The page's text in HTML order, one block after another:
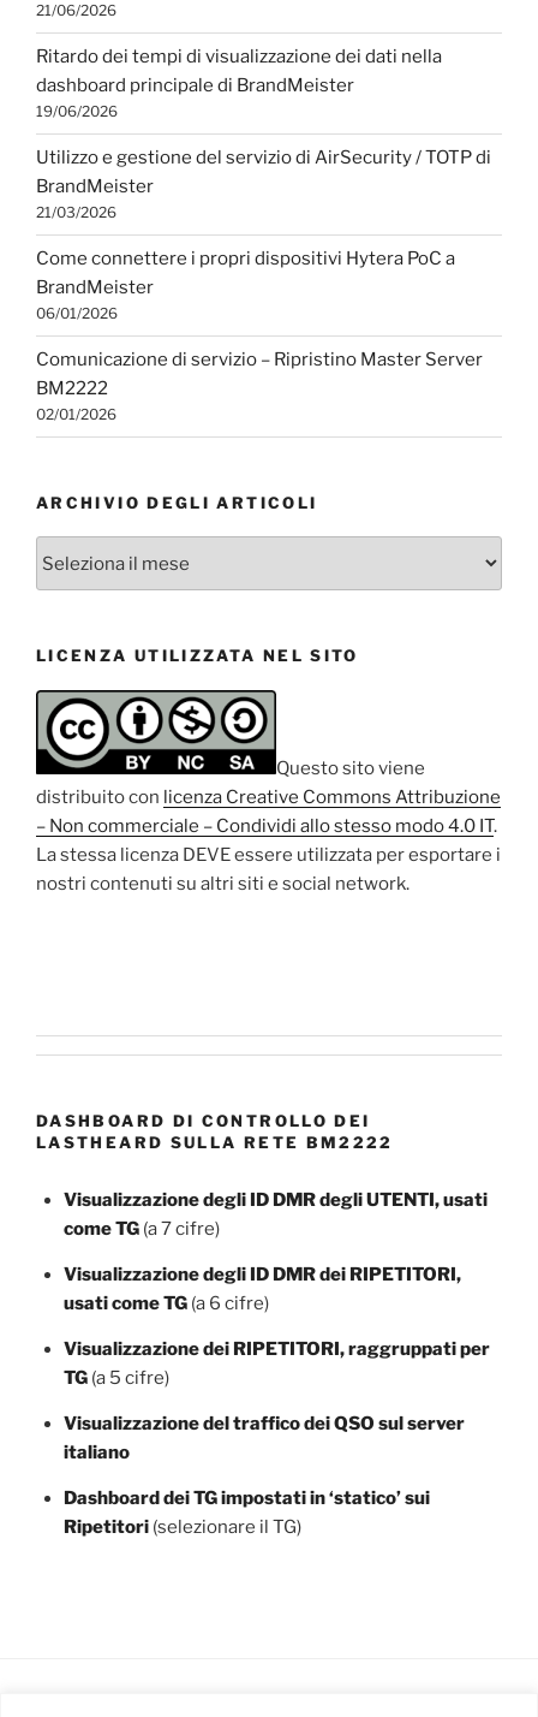
21/06/2026
Ritardo dei tempi di visualizzazione dei dati nella
dashboard principale di BrandMeister
19/06/2026
Utilizzo e gestione del servizio di AirSecurity / TOTP di
BrandMeister
21/03/2026
Come connettere i propri dispositivi Hytera PoC a
BrandMeister
06/01/2026
Comunicazione di servizio – Ripristino Master Server
BM2222
02/01/2026
ARCHIVIO DEGLI ARTICOLI
LICENZA UTILIZZATA NEL SITO
Questo sito viene
distribuito con licenza Creative Commons Attribuzione
– Non commerciale – Condividi allo stesso modo 4.0 IT.
La stessa licenza DEVE essere utilizzata per esportare i
nostri contenuti su altri siti e social network.
DASHBOARD DI CONTROLLO DEI
LASTHEARD SULLA RETE BM2222
Visualizzazione degli ID DMR degli UTENTI, usati
come TG(a 7 cifre)
Visualizzazione degli ID DMR dei RIPETITORI,
usati come TG(a 6 cifre)
Visualizzazione dei RIPETITORI, raggruppati per
TG(a 5 cifre)
Visualizzazione del traffico dei QSO sul server
italiano
Dashboard dei TG impostati in ‘statico’ sui
Ripetitori(selezionare il TG)